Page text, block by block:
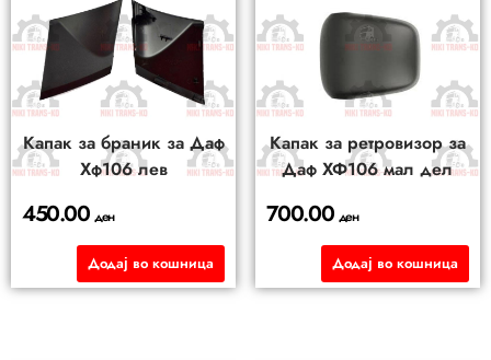
Капак за браник за Даф
Хф106 лев
450.00ден
Додај во кошница
Капак за ретровизор за
Даф ХФ106 мал дел
700.00 ден
Додај во кошница